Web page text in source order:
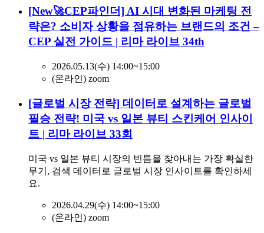
[New🚀CEP파인더] AI 시대 변화된 마케팅 전
략은? 소비자 상황을 점유하는 브랜드의 조건 –
CEP 실전 가이드 | 리마 라이브 34th
2026.05.13(수) 14:00~15:00
(온라인) zoom
[글로벌 시장 전략] 데이터로 설계하는 글로벌
필승 전략! 미국 vs 일본 뷰티 스킨케어 인사이
트 | 리마 라이브 33회
미국 vs 일본 뷰티 시장의 빈틈을 찾아내는 가장 확실한
무기, 검색 데이터로 글로벌 시장 인사이트를 확인하세
요.
2026.04.29(수) 14:00~15:00
(온라인) zoom